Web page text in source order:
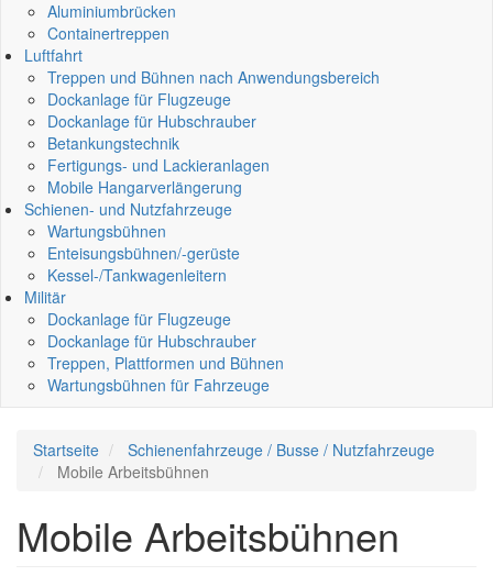
Aluminiumbrücken
Containertreppen
Luftfahrt
Treppen und Bühnen nach Anwendungsbereich
Dockanlage für Flugzeuge
Dockanlage für Hubschrauber
Betankungstechnik
Fertigungs- und Lackieranlagen
Mobile Hangarverlängerung
Schienen- und Nutzfahrzeuge
Wartungsbühnen
Enteisungsbühnen/-gerüste
Kessel-/Tankwagenleitern
Militär
Dockanlage für Flugzeuge
Dockanlage für Hubschrauber
Treppen, Plattformen und Bühnen
Wartungsbühnen für Fahrzeuge
Startseite
Schienenfahrzeuge / Busse / Nutzfahrzeuge
Mobile Arbeitsbühnen
Mobile Arbeitsbühnen